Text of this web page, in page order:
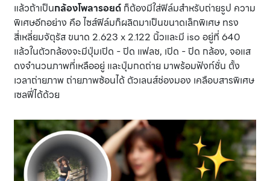
แล้วถ้าเป็นกล้องโพลารอยด์ ก็ต้องมีใส่ฟิล์มสำหรับถ่ายรูป ความ
พิเศษอีกอย่าง คือ ไซส์ฟิล์มก็ผลิตมาเป็นขนาดเล็กพิเศษ ทรง
สี่เหลี่ยมจัตุรัส ขนาด 2.623 x 2.122 นิ้วและมี iso อยู่ที่ 640
แล้วในตัวกล้องจะมีปุ่มเปิด - ปิด แฟลช, เปิด - ปิด กล้อง, จอแส
ดงจำนวนภาพที่เหลืออยู่ และปุ่มกดถ่าย มาพร้อมฟังก์ชั่น ตั้ง
เวลาถ่ายภาพ ถ่ายภาพซ้อนได้ ตัวเลนส์ช่องมอง เคลือบสารพิเศษ
เซลฟี่ได้ด้วย